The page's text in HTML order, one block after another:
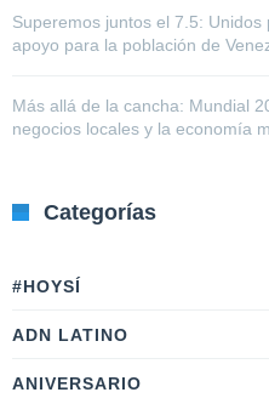
Superemos juntos el 7.5:
apoyo para la población de
Más allá de la cancha: Mundial
negocios locales y la economía
Categorías
#HOYSÍ
ADN LATINO
ANIVERSARIO